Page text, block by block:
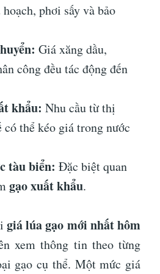
phơi sấy và bảo
Giá xăng dầu,
công đều tác động đến
khẩu: Nhu cầu từ thị
có thể kéo giá trong nước
tàu biển: Đặc biệt quan
gạo xuất khẩu.
giá lúa gạo mới nhất hôm
xem thông tin theo từng
gạo cụ thể. Một mức giá